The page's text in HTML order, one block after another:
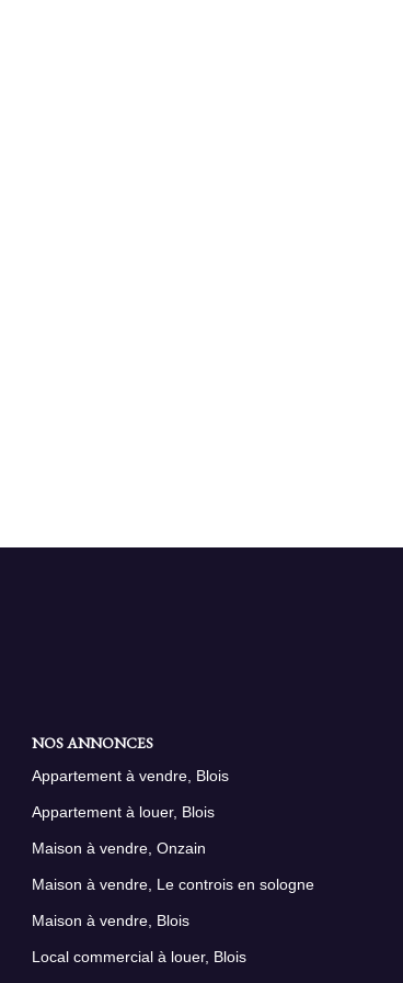
NOS ANNONCES
Appartement à vendre, Blois
Appartement à louer, Blois
Maison à vendre, Onzain
Maison à vendre, Le controis en sologne
Maison à vendre, Blois
Local commercial à louer, Blois